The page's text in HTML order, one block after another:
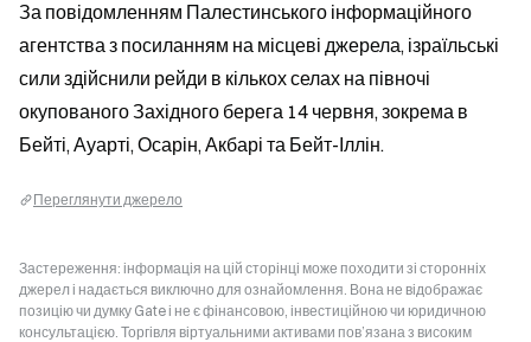
За повідомленням Палестинського інформаційного
агентства з посиланням на місцеві джерела, ізраїльські
сили здійснили рейди в кількох селах на півночі
окупованого Західного берега 14 червня, зокрема в
Бейті, Ауарті, Осарін, Акбарі та Бейт-Іллін.
Переглянути джерело
Застереження: інформація на цій сторінці може походити зі сторонніх
джерел і надається виключно для ознайомлення. Вона не відображає
позицію чи думку Gate і не є фінансовою, інвестиційною чи юридичною
консультацією. Торгівля віртуальними активами пов’язана з високим